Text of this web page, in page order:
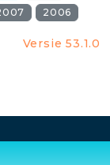
2006
Versie 53.1.0